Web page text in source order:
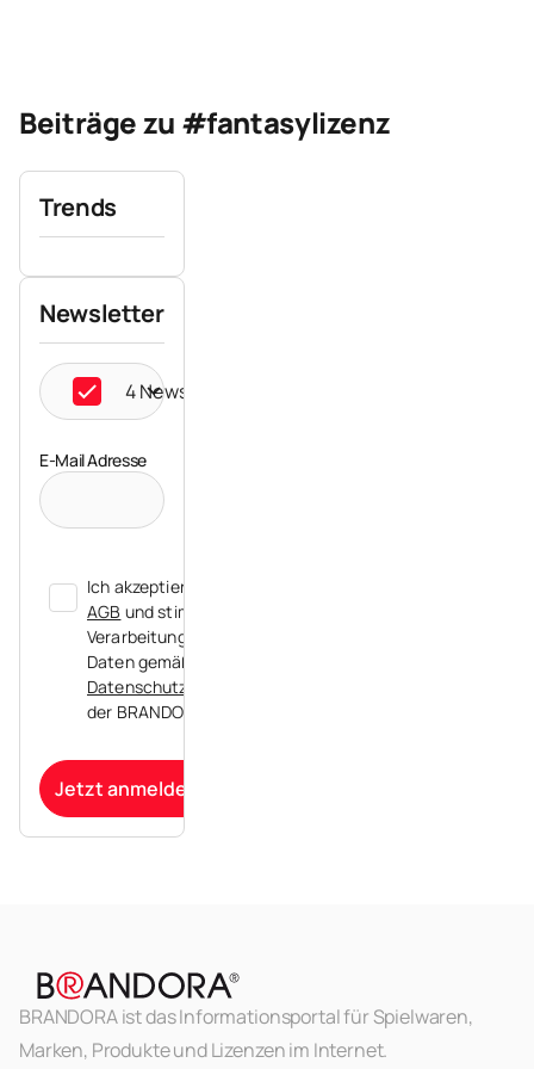
Beiträge zu #fantasylizenz
Trends
Newsletter
4 Newsletter ausgewählt
E-Mail Adresse
Ich akzeptiere die
AGB und stimme der
Verarbeitung meiner
Daten gemäß der
Datenschutzerklärung
der BRANDORA zu.
Jetzt anmelden
BRANDORA ist das Informationsportal für Spielwaren,
Marken, Produkte und Lizenzen im Internet.